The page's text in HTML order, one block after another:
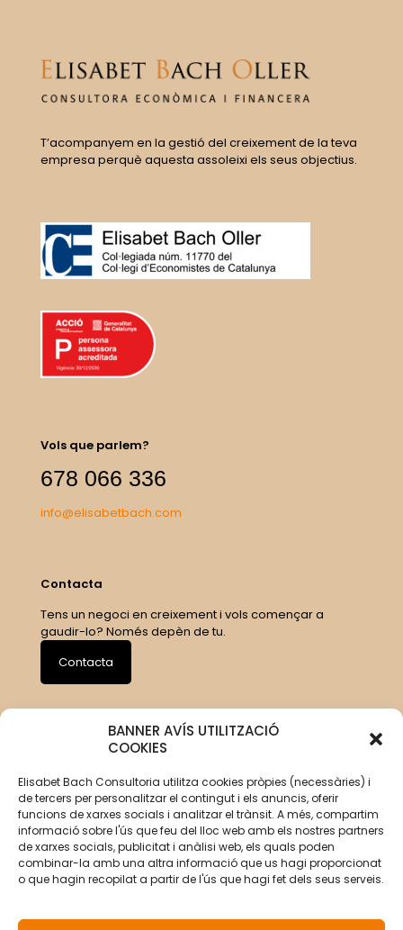
BANNER AVÍS UTILITZACIÓ
COOKIES
Elisabet Bach Consultoria utilitza cookies pròpies (necessàries) i
de tercers per personalitzar el contingut i els anuncis, oferir
funcions de xarxes socials i analitzar el trànsit. A més, compartim
informació sobre l'ús que feu del lloc web amb els nostres partners
de xarxes socials, publicitat i anàlisi web, els quals poden
combinar-la amb una altra informació que us hagi proporcionat
o que hagin recopilat a partir de l'ús que hagi fet dels seus serveis.
T’acompanyem en la gestió del creixement de la teva
empresa perquè aquesta assoleixi els seus objectius.
Vols que parlem?
678 066 336
info@elisabetbach.com
Contacta
Tens un negoci en creixement i vols començar a
gaudir-lo? Només depèn de tu.
Contacta